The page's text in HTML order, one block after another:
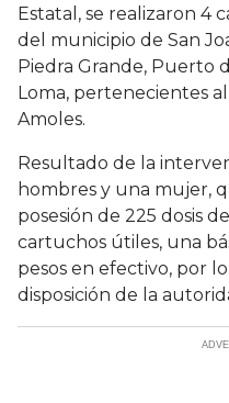
Estatal, se realizaron 4
del municipio de San
Piedra Grande, Puerto
Loma, pertenecientes
Amoles.
Resultado de la
hombres y una mujer,
posesión de 225 dosis
cartuchos útiles, una
pesos en efectivo, por
disposición de la